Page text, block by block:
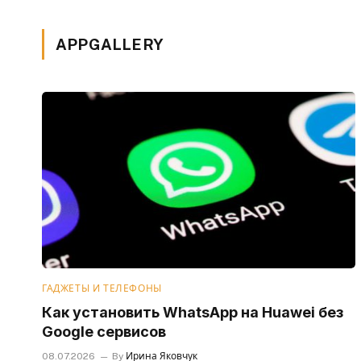
APPGALLERY
ГАДЖЕТЫ И ТЕЛЕФОНЫ
Как установить WhatsApp на Huawei без
Google сервисов
08.07.2026 By Ирина Яковчук